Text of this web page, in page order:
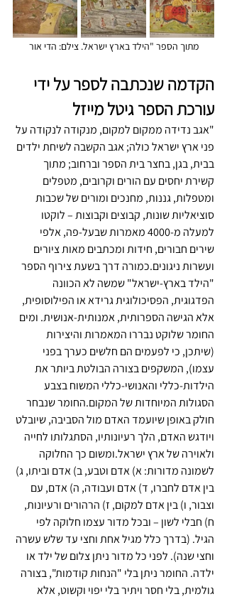
מתוך הספר "הילד בארץ ישראל. צילם: הדי אור
הקדמה שנכתבה לספר על ידי
עורכת הספר גיטל מייזל
"אגב נדידה ממקום למקום, מנקודה לנקודה על
פני ארץ ישראל כולה; אגב הקשבה לשיחת ילדים
בבית, בגן, בחצר בית הספר וברחוב; מתוך
קשירת יחסים עם הורים וקרובים, מטפלים
ומטפלות, גננות, מחנכים ומורים של שכבות
סוציאליות שונות, קבוצים וקבוצות – לוקטו
למעלה מ-4000 מאמרות שבעל-פה, אלפי
שירים חבורים, חידות ומכתבים מאות ציורים
ועשרות ניגונים.כמורה דרך בשעת צירוף הספר
"הילד בארץ-ישראל" שמשה לא הכוונה
הפדגוגית, הפסיכולוגית גרידא או הפילוסופית,
אלא הגישה הספרותית, אמנותית-אנושית. ומים
החומר שלוקט נבררו המאמרות והיצירות
(שיתכן, כי לפעמים הם חלשים כערך בפני
עצמו), המשקפים בצורה הבולטת ביותר את
הילדות-כללי והאנושי-כללי המשוח בצבע
הסגולות המיוחדות של המקום.החומר שנבחר
חולק באופן שיועמד האדם מול הסביבה, שיובלט
ויודגש האדם, הלך רעיונותיו, הסתגלותו לחייה
ולאוירה של ארץ ישראל.ומשום כך החלוקה
לשמונה מדורות: א) אדם וטבע, ב) אדם וביתו, ג)
בין אדם לחברו, ד) אדם ועבודה, ה) אדם, עם
וצבור, ו) בין אדם למקום, ז) הרהורים ורעיונות,
ח) חבלי לשון – ובכל מדור עצמו חלוקה לפי
הגיל. (בדרך כלל מגיל אחת וחצי עד שלש עשרה
וחצי שנה). לפני כל מדור ניתן צלום של ילד או
ילדה. החומר ניתן בלי "הנחות קודמות", בצורה
גולמית, בלי חסר ויתיר בלי יפוי וקשוט, אלא